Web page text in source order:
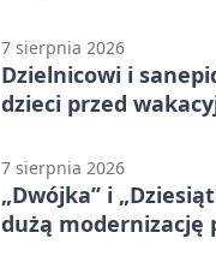
7 sierpnia 2026
Dzielnicowi i
dzieci przed
7 sierpnia 2026
„Dwójka” i
dużą modernizację